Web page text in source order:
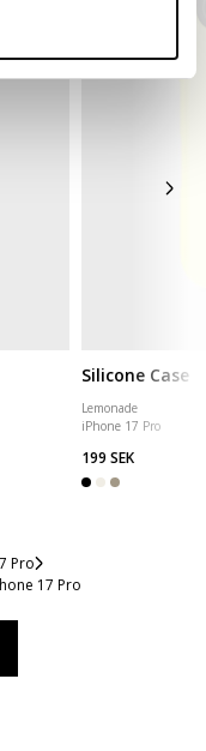
Silicone Case
Lemonade
iPhone 17 Pro
199 SEK
Pro
17 Pro